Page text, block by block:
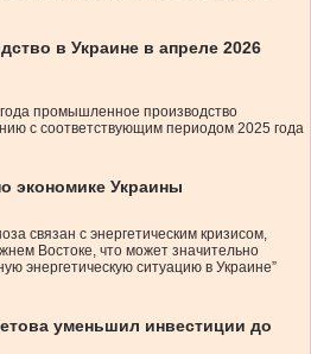
в Украине в апреле 2026
промышленное производство
с соответствующим периодом 2025 года
экономике Украины
связан с энергетическим кризисом,
Востоке, что может значительно
энергетическую ситуацию в Украине”
уменьшил инвестиции до